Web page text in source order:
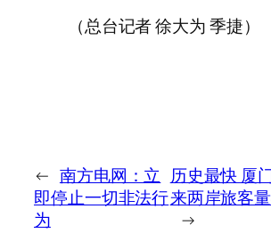
（总台记者 徐大为 季捷）
← 南方电网：立
即停止一切非法行
为
历史最快 厦
来两岸旅客
→